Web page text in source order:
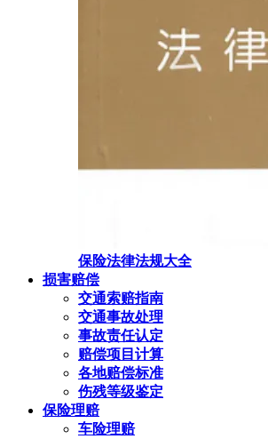
保险法律法规大全
损害赔偿
交通索赔指南
交通事故处理
事故责任认定
赔偿项目计算
各地赔偿标准
伤残等级鉴定
保险理赔
车险理赔